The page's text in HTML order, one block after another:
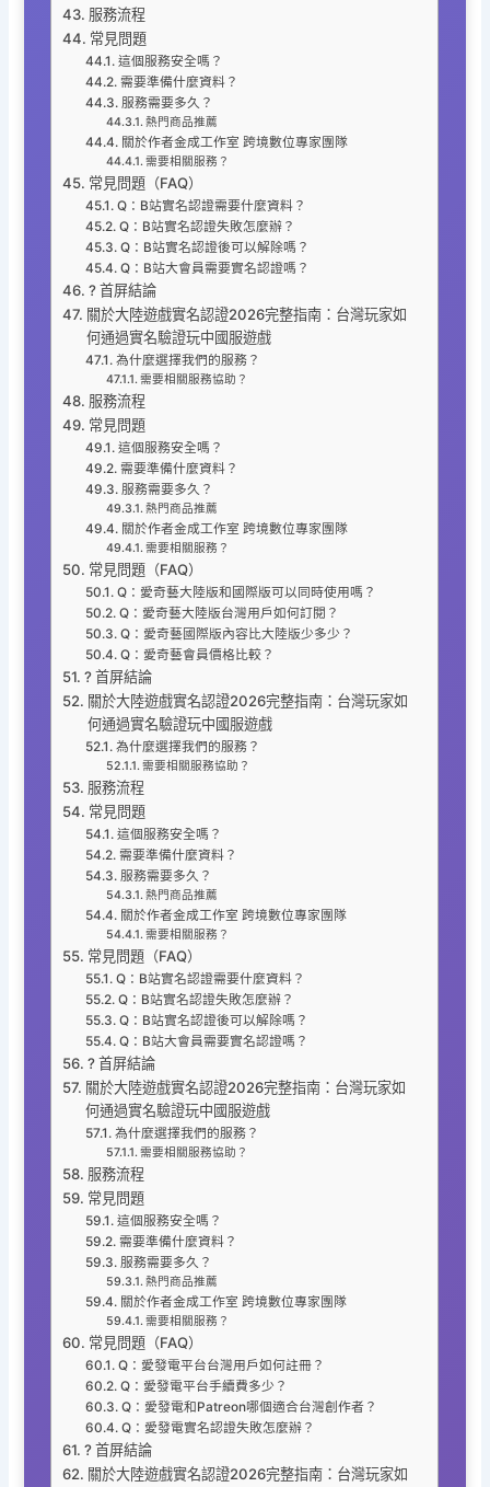
服務流程
常見問題
這個服務安全嗎？
需要準備什麼資料？
服務需要多久？
熱門商品推薦
關於作者金成工作室 跨境數位專家團隊
需要相關服務？
常見問題（FAQ）
Q：B站實名認證需要什麼資料？
Q：B站實名認證失敗怎麼辦？
Q：B站實名認證後可以解除嗎？
Q：B站大會員需要實名認證嗎？
? 首屏結論
關於大陸遊戲實名認證2026完整指南：台灣玩家如
何通過實名驗證玩中國服遊戲
為什麼選擇我們的服務？
需要相關服務協助？
服務流程
常見問題
這個服務安全嗎？
需要準備什麼資料？
服務需要多久？
熱門商品推薦
關於作者金成工作室 跨境數位專家團隊
需要相關服務？
常見問題（FAQ）
Q：愛奇藝大陸版和國際版可以同時使用嗎？
Q：愛奇藝大陸版台灣用戶如何訂閱？
Q：愛奇藝國際版內容比大陸版少多少？
Q：愛奇藝會員價格比較？
? 首屏結論
關於大陸遊戲實名認證2026完整指南：台灣玩家如
何通過實名驗證玩中國服遊戲
為什麼選擇我們的服務？
需要相關服務協助？
服務流程
常見問題
這個服務安全嗎？
需要準備什麼資料？
服務需要多久？
熱門商品推薦
關於作者金成工作室 跨境數位專家團隊
需要相關服務？
常見問題（FAQ）
Q：B站實名認證需要什麼資料？
Q：B站實名認證失敗怎麼辦？
Q：B站實名認證後可以解除嗎？
Q：B站大會員需要實名認證嗎？
? 首屏結論
關於大陸遊戲實名認證2026完整指南：台灣玩家如
何通過實名驗證玩中國服遊戲
為什麼選擇我們的服務？
需要相關服務協助？
服務流程
常見問題
這個服務安全嗎？
需要準備什麼資料？
服務需要多久？
熱門商品推薦
關於作者金成工作室 跨境數位專家團隊
需要相關服務？
常見問題（FAQ）
Q：愛發電平台台灣用戶如何註冊？
Q：愛發電平台手續費多少？
Q：愛發電和Patreon哪個適合台灣創作者？
Q：愛發電實名認證失敗怎麼辦？
? 首屏結論
關於大陸遊戲實名認證2026完整指南：台灣玩家如